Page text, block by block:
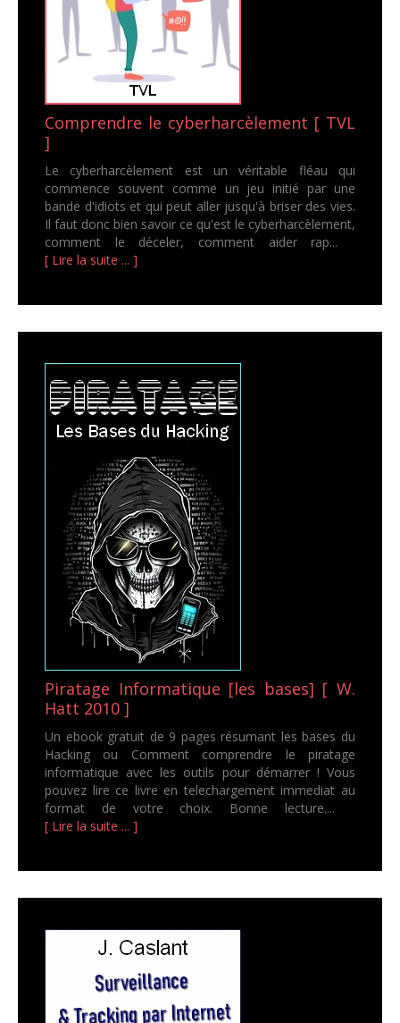
Comprendre le cyberharcèlement [ TVL
]
Le cyberharcèlement est un véritable fléau qui
commence souvent comme un jeu initié par une
bande d'idiots et qui peut aller jusqu'à briser des vies.
Il faut donc bien savoir ce qu'est le cyberharcèlement,
comment le déceler, comment aider rap...
[ Lire la suite ... ]
Piratage Informatique [les bases] [ W.
Hatt 2010 ]
Un ebook gratuit de 9 pages résumant les bases du
Hacking ou Comment comprendre le piratage
informatique avec les outils pour démarrer ! Vous
pouvez lire ce livre en telechargement immediat au
format de votre choix. Bonne lecture....
[ Lire la suite ... ]